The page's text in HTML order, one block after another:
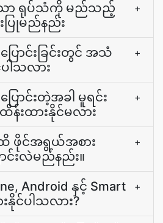
ာ ရုပ်သံကို မည်သည့်
ပြုမည်နည်း
+
ြောင်းခြင်းတွင် အသံ
ါသလား
+
ြောင်းတဲ့အခါ မူရင်း
န်းထားနိုင်မလား
+
ထိ ဖိုင်အရွယ်အစား
င်းလဲမည်နည်း။
+
Android နှင့် Smart
နိုင်ပါသလား?
+